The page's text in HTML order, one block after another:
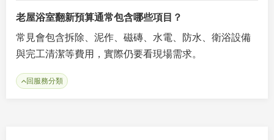
老屋浴室翻新預算通常包含哪些項目？
常見會包含拆除、泥作、磁磚、水電、防水、衛浴設備
與完工清潔等費用，實際仍要看現場需求。
回服務分類